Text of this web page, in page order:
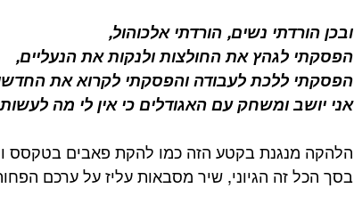
ובכן הורדתי נשים, הורדתי אלכוהול,
הפסקתי לגהץ את החולצות ולנקות את הנעליים,
הפסקתי ללכת לעבודה והפסקתי לקרוא את
אני יושב ומשחק עם האגודלים כי אין לי מה לעשות
הלהקה מנגנת בקטע הזה כמו להקת פאבים בטקסס
בסך הכל זה הגיוני, שיר מסבאות עליז על ערכם